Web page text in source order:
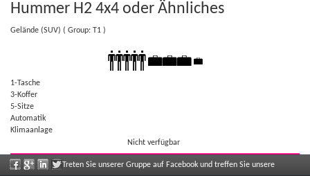
Hummer H2 4x4 oder Ähnliches
Gelände (SUV) ( Group: T1 )
1-Tasche
3-Koffer
5-Sitze
Automatik
Klimaanlage
Nicht verfügbar
Treten Sie unserer Gruppe auf Facebook und treffen Sie unsere